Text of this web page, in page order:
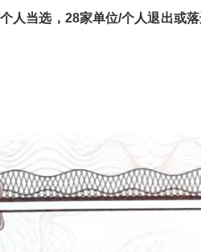
人当选，28家单位/个人退出或